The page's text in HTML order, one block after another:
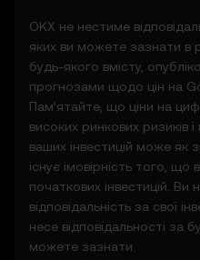
OKX не нестиме
яких ви можете зазнати в
будь-якого вмісту,
прогнозами щодо цін на
Пам’ятайте, що ціни на
високих ринкових ризиків
ваших інвестицій може як
існує імовірність того,
початкових інвестицій. Ви
відповідальність за свої
несе відповідальності за
можете зазнати.
• повідомлення або
незвичну ринкову
3.3 Ці Функції
розцінюватися як
інвестиційна
покладатися під
щодо інвестування
4. Ваші
4.1 Ви
• дотримуватись
• утримуватися від